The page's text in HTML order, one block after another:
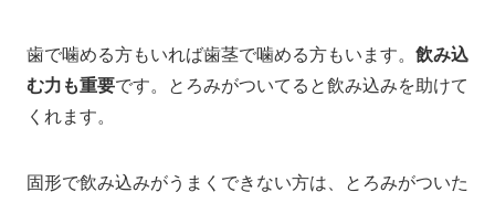
歯で噛める方もいれば歯茎で噛める方もいます。 飲み込
む力も重要です。とろみがついてると飲み込みを助けて
くれます。
固形で飲み込みがうまくできない方は、とろみがついた